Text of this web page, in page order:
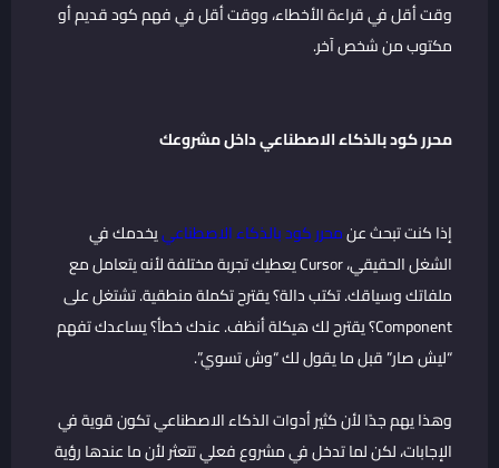
وقت أقل في قراءة الأخطاء، ووقت أقل في فهم كود قديم أو
مكتوب من شخص آخر.
محرر كود بالذكاء الاصطناعي داخل مشروعك
إذا كنت تبحث عنمحرر كود بالذكاء الاصطناعييخدمك في
الشغل الحقيقي، Cursor يعطيك تجربة مختلفة لأنه يتعامل مع
ملفاتك وسياقك. تكتب دالة؟ يقترح تكملة منطقية. تشتغل على
Component؟ يقترح لك هيكلة أنظف. عندك خطأ؟ يساعدك تفهم
“ليش صار” قبل ما يقول لك “وش تسوي”.
وهذا يهم جدًا لأن كثير أدوات الذكاء الاصطناعي تكون قوية في
الإجابات، لكن لما تدخل في مشروع فعلي تتعثر لأن ما عندها رؤية